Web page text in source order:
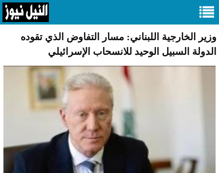
وزير الخارجية اللبناني: مسار التفاوض الذي تقوده
الدولة السبيل الوحيد للانسحاب الإسرائيلي